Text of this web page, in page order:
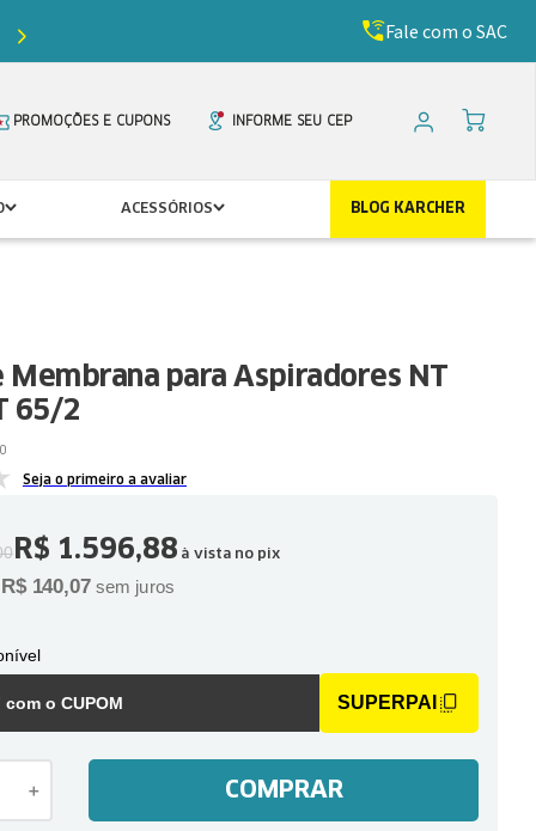
de desconto com o cupomFale com o SAC
PROMOÇÕES E CUPONS INFORME SEU CEP
ACESSÓRIOS BLOG KARCHER
para Aspiradores NT
65/2
Seja o primeiro a avaliar
R$ 1.596,88 à vista no pix
R$ 140,07 sem juros
com o CUPOM SUPERPAI
＋ COMPRAR